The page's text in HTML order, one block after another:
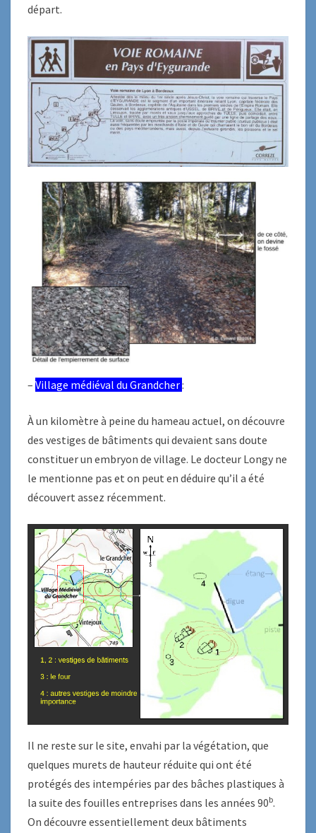
départ.
– Village médiéval du Grandcher:
À un kilomètre à peine du hameau actuel, on découvre
des vestiges de bâtiments qui devaient sans doute
constituer un embryon de village. Le docteur Longy ne
le mentionne pas et on peut en déduire qu’il a été
découvert assez récemment.
Il ne reste sur le site, envahi par la végétation, que
quelques murets de hauteur réduite qui ont été
protégés des intempéries par des bâches plastiques à
la suite des fouilles entreprises dans les années 90b.
On découvre essentiellement deux bâtiments